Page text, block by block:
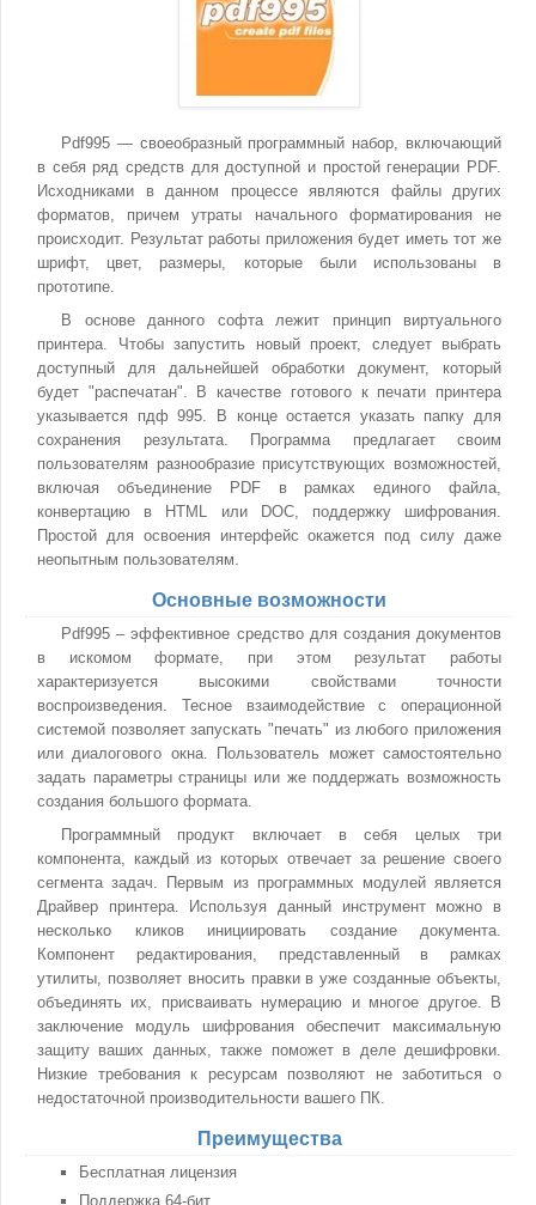
Pdf995 — своеобразный программный набор, включающий
в себя ряд средств для доступной и простой генерации PDF.
Исходниками в данном процессе являются файлы других
форматов, причем утраты начального форматирования не
происходит. Результат работы приложения будет иметь тот же
шрифт, цвет, размеры, которые были использованы в
прототипе.
В основе данного софта лежит принцип виртуального
принтера. Чтобы запустить новый проект, следует выбрать
доступный для дальнейшей обработки документ, который
будет "распечатан". В качестве готового к печати принтера
указывается пдф 995. В конце остается указать папку для
сохранения результата. Программа предлагает своим
пользователям разнообразие присутствующих возможностей,
включая объединение PDF в рамках единого файла,
конвертацию в HTML или DOC, поддержку шифрования.
Простой для освоения интерфейс окажется под силу даже
неопытным пользователям.
Основные возможности
Pdf995 – эффективное средство для создания документов
в искомом формате, при этом результат работы
характеризуется высокими свойствами точности
воспроизведения. Тесное взаимодействие с операционной
системой позволяет запускать "печать" из любого приложения
или диалогового окна. Пользователь может самостоятельно
задать параметры страницы или же поддержать возможность
создания большого формата.
Программный продукт включает в себя целых три
компонента, каждый из которых отвечает за решение своего
сегмента задач. Первым из программных модулей является
Драйвер принтера. Используя данный инструмент можно в
несколько кликов инициировать создание документа.
Компонент редактирования, представленный в рамках
утилиты, позволяет вносить правки в уже созданные объекты,
объединять их, присваивать нумерацию и многое другое. В
заключение модуль шифрования обеспечит максимальную
защиту ваших данных, также поможет в деле дешифровки.
Низкие требования к ресурсам позволяют не заботиться о
недостаточной производительности вашего ПК.
Преимущества
Бесплатная лицензия
Поддержка 64-бит